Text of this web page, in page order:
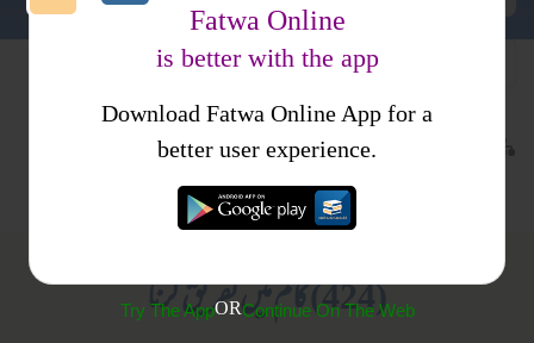
معاشی نظام
کتب فتاوی
فتاوی اسلامیہ جلد 4
(424) کام میں تفریق کرنا
Fatwa Online
is better with the app
Download Fatwa Online App for a
better user experience.
Try The AppORContinue On The Web